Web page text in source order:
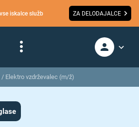
iskalce služb ZA DELODAJALCE
/ Elektro vzdrževalec (m/ž)